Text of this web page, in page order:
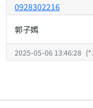
0928302216
郭子嫣
2025-05-06 13:46:28 (